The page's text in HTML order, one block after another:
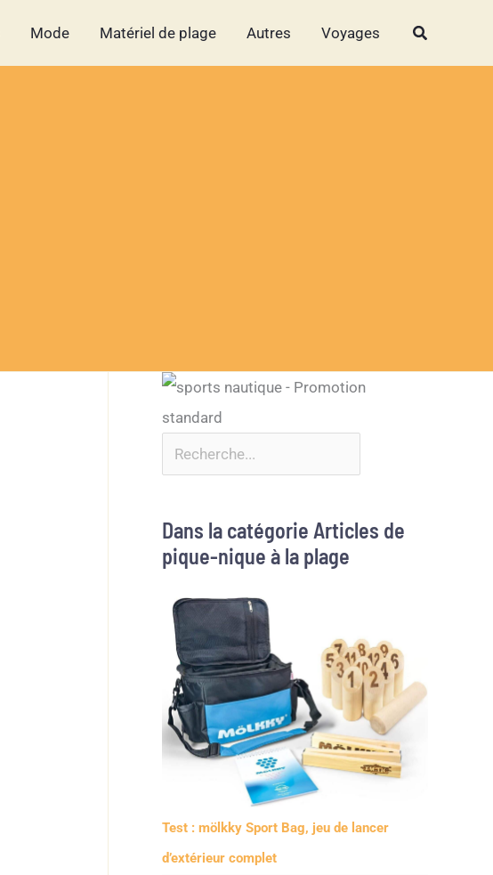
Mode Matériel de plage Autres Voyages Rechercher
Dans la catégorie Articles de
pique-nique à la plage
Test : mölkky Sport Bag, jeu de lancer
d’extérieur complet